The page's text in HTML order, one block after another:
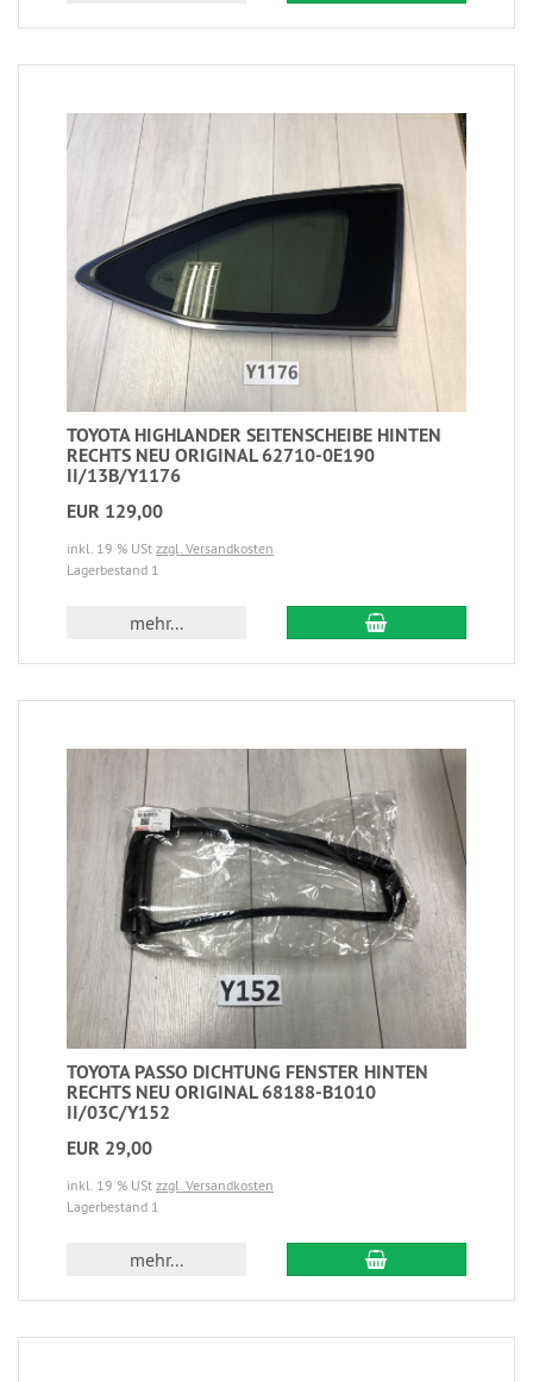
TOYOTA HIGHLANDER SEITENSCHEIBE HINTEN
RECHTS NEU ORIGINAL 62710-0E190
II/13B/Y1176
EUR 129,00
inkl. 19 % USt zzgl. Versandkosten
Lagerbestand 1
mehr...
TOYOTA PASSO DICHTUNG FENSTER HINTEN
RECHTS NEU ORIGINAL 68188-B1010
II/03C/Y152
EUR 29,00
inkl. 19 % USt zzgl. Versandkosten
Lagerbestand 1
mehr...